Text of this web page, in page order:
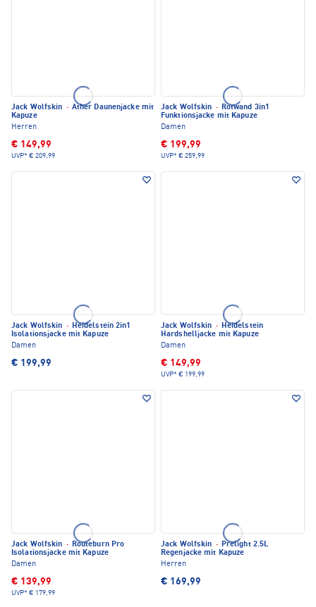
Jack Wolfskin · Ather Daunenjacke mit
Kapuze
Herren
€ 149,99
UVP* € 209,99
Jack Wolfskin · Rotwand 3in1
Funktionsjacke mit Kapuze
Damen
€ 199,99
UVP* € 259,99
Jack Wolfskin · Heidelstein 2in1
Isolationsjacke mit Kapuze
Damen
€ 199,99
Jack Wolfskin · Heidelstein
Hardshelljacke mit Kapuze
Damen
€ 149,99
UVP* € 199,99
Jack Wolfskin · Routeburn Pro
Isolationsjacke mit Kapuze
Damen
€ 139,99
UVP* € 179,99
Jack Wolfskin · Prelight 2.5L
Regenjacke mit Kapuze
Herren
€ 169,99